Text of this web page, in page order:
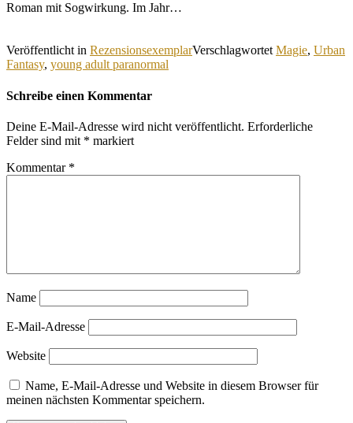
Roman mit Sogwirkung. Im Jahr…
Veröffentlicht in RezensionsexemplarVerschlagwortet Magie, Urban
Fantasy, young adult paranormal
Schreibe einen Kommentar
Deine E-Mail-Adresse wird nicht veröffentlicht. Erforderliche
Felder sind mit * markiert
Kommentar *
Name
E-Mail-Adresse
Website
Name, E-Mail-Adresse und Website in diesem Browser für
meinen nächsten Kommentar speichern.